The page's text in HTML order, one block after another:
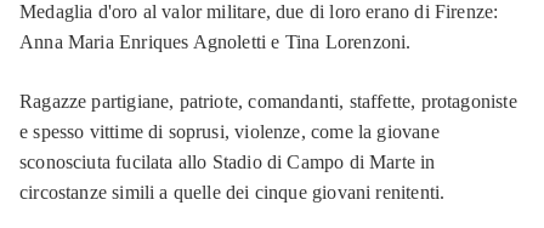
Medaglia d'oro al valor militare, due di loro erano di Firenze:
Anna Maria Enriques Agnoletti e Tina Lorenzoni.
Ragazze partigiane, patriote, comandanti, staffette, protagoniste
e spesso vittime di soprusi, violenze, come la giovane
sconosciuta fucilata allo Stadio di Campo di Marte in
circostanze simili a quelle dei cinque giovani renitenti.